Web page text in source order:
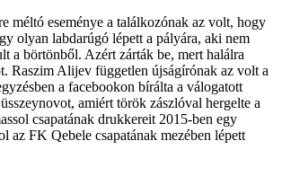
méltó eseménye a találkozónak az volt, hogy
olyan labdarúgó lépett a pályára, aki nem
a börtönből. Azért zárták be, mert halálra
Raszim Alijev független újságírónak az volt a
a facebookon bírálta a válogatott
amiért török zászlóval hergelte a
csapatának drukkereit 2015-ben egy
az FK Qebele csapatának mezében lépett